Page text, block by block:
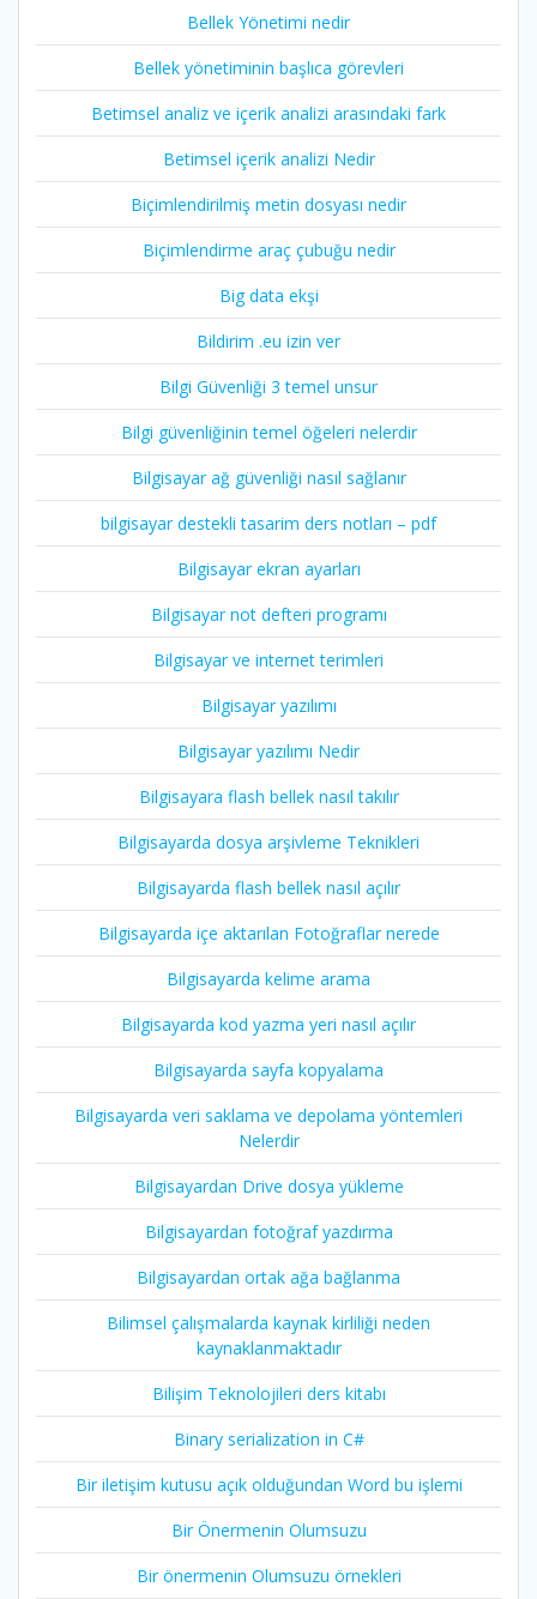
Bellek Yönetimi nedir
Bellek yönetiminin başlıca görevleri
Betimsel analiz ve içerik analizi arasındaki fark
Betimsel içerik analizi Nedir
Biçimlendirilmiş metin dosyası nedir
Biçimlendirme araç çubuğu nedir
Big data ekşi
Bildirim .eu izin ver
Bilgi Güvenliği 3 temel unsur
Bilgi güvenliğinin temel öğeleri nelerdir
Bilgisayar ağ güvenliği nasıl sağlanır
bilgisayar destekli tasarim ders notları – pdf
Bilgisayar ekran ayarları
Bilgisayar not defteri programı
Bilgisayar ve internet terimleri
Bilgisayar yazılımı
Bilgisayar yazılımı Nedir
Bilgisayara flash bellek nasıl takılır
Bilgisayarda dosya arşivleme Teknikleri
Bilgisayarda flash bellek nasıl açılır
Bilgisayarda içe aktarılan Fotoğraflar nerede
Bilgisayarda kelime arama
Bilgisayarda kod yazma yeri nasıl açılır
Bilgisayarda sayfa kopyalama
Bilgisayarda veri saklama ve depolama yöntemleri
Nelerdir
Bilgisayardan Drive dosya yükleme
Bilgisayardan fotoğraf yazdırma
Bilgisayardan ortak ağa bağlanma
Bilimsel çalışmalarda kaynak kirliliği neden
kaynaklanmaktadır
Bilişim Teknolojileri ders kitabı
Binary serialization in C#
Bir iletişim kutusu açık olduğundan Word bu işlemi
Bir Önermenin Olumsuzu
Bir önermenin Olumsuzu örnekleri